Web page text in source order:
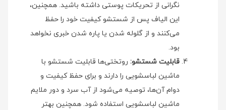
نگرانی از تحریکات پوستی داشته باشید. همچنین،
این الیاف پس از شستشو کیفیت خود را حفظ
می‌کنند و از گلوله شدن یا پاره شدن خبری نخواهد
بود.
قابلیت شستشو: روتختی‌ها قابلیت شستشو با
ماشین لباسشویی را دارند و برای حفظ کیفیت و
دوام آن‌ها، توصیه می‌شود از آب سرد و دور ملایم
ماشین لباسشویی استفاده شود. همچنین بهتر